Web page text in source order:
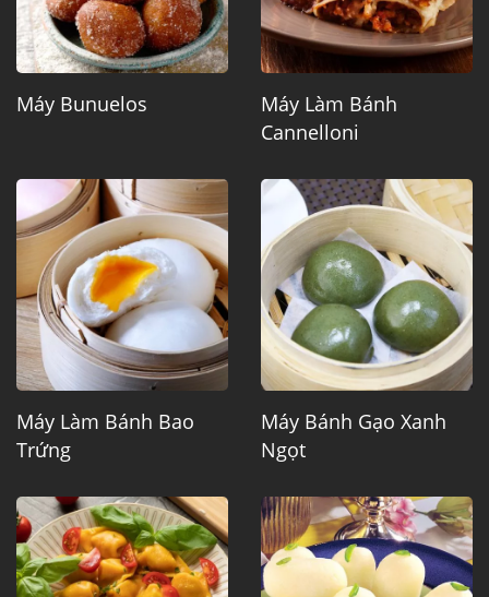
Máy Bunuelos
Máy Làm Bánh
Cannelloni
Máy Làm Bánh Bao
Trứng
Máy Bánh Gạo Xanh
Ngọt